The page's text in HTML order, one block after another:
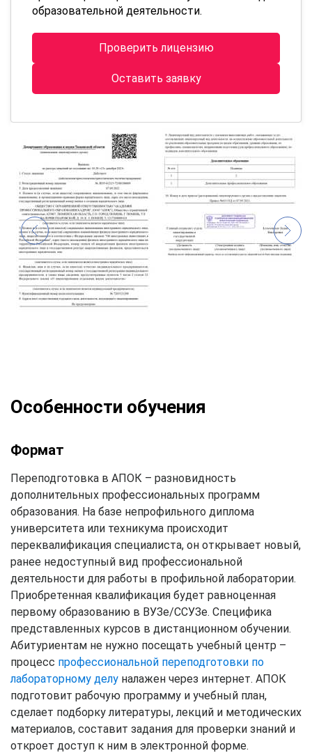
образовательной деятельности.
Проверить лицензию
Оставить заявку
Особенности обучения
Формат
Переподготовка в АПОК – разновидность
дополнительных профессиональных программ
образования. На базе непрофильного диплома
университета или техникума происходит
переквалификация специалиста, он открывает новый,
ранее недоступный вид профессиональной
деятельности для работы в профильной лаборатории.
Приобретенная квалификация будет равноценная
первому образованию в ВУЗе/ССУЗе. Специфика
представленных курсов в дистанционном обучении.
Абитуриентам не нужно посещать учебный центр –
процесс профессиональной переподготовки по
лабораторному делу налажен через интернет. АПОК
подготовит рабочую программу и учебный план,
сделает подборку литературы, лекций и методических
материалов, составит задания для проверки знаний и
откроет доступ к ним в электронной форме.